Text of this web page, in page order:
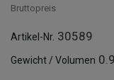
Bruttopreis
Artikel-Nr. 30589
Gewicht / Volumen